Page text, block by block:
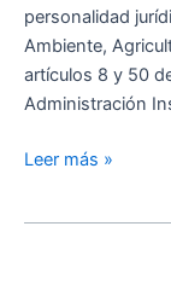
personalidad
Ambiente,
artículos 8 y 50
Administración
vocales
Leer más »